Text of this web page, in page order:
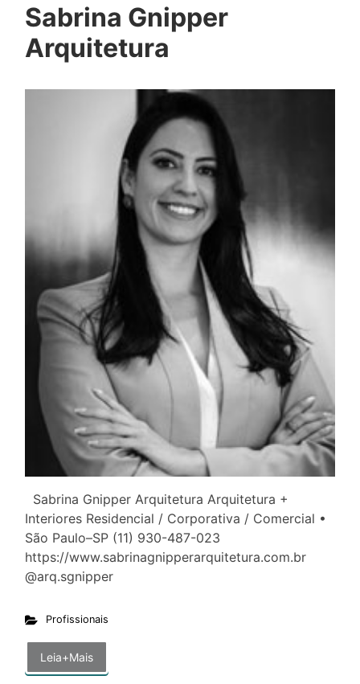
Sabrina Gnipper
Arquitetura
Sabrina Gnipper Arquitetura Arquitetura +
Interiores Residencial / Corporativa / Comercial •
São Paulo–SP (11) 930-487-023
https://www.sabrinagnipperarquitetura.com.br
@arq.sgnipper
Profissionais
Leia+Mais